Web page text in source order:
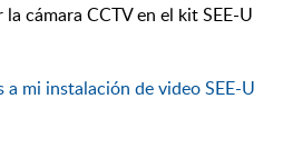
cámara CCTV en el kit SEE-U
mi instalación de video SEE-U